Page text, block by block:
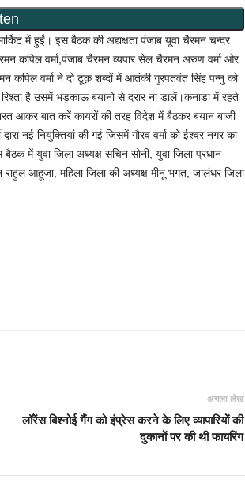
में हुईं। इस बैठक की अद्यक्षता पंजाब यूवा चैरमन चन्दर
कपिल वर्मा,पंजाब चैरमन व्यपार सेल चैरमन अरुण वर्मा ओर
कपिल वर्मा ने दो टूक़ शब्दों में आतंकी गुरपतवंत सिंह पन्नु को
है उसमें भड़काऊ बयानो से दरार ना डालें।कनाडा में रहते
आकर बात करें कायरों की तरह विदेश में बैठकर बयान बाजी
नई नियुक्तियां की गई जिसमें गौरव वर्मा को ईश्वर नगर का
में युवा जिला अध्यक्ष सचिन सोनी, युवा जिला प्रधान
आहूजा, महिला जिला की अध्यक्ष मीनू भगत, जालंधर जिला
अगला लेख
लॉरेंस बिश्नोई गैंग को इंप्रेस करने के लिए व्यापारियों की
दुकानों पर की थी फायरिंग